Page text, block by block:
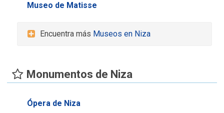
Museo de Matisse
Encuentra más Museos en Niza
Monumentos de Niza
Ópera de Niza